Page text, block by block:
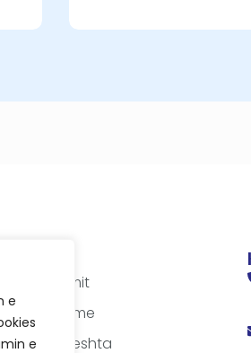
e
e
e auditimit
për takime
të shpeshta